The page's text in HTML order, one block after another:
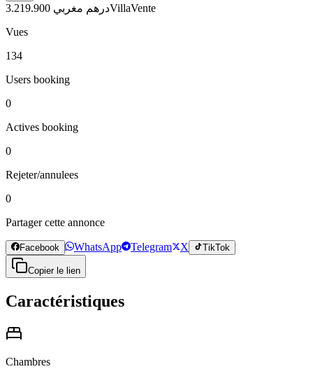
3.219.900 درهم مغربيVillaVente
Vues
134
Users booking
0
Actives booking
0
Rejeter/annulees
0
Partager cette annonce
Facebook WhatsApp Telegram X TikTok
Copier le lien
Caractéristiques
Chambres